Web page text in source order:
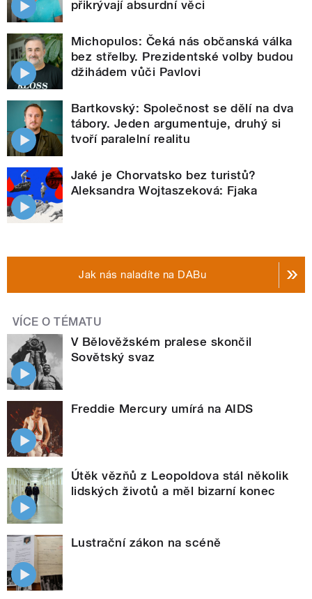
přikrývají absurdní věci
Michopulos: Čeká nás občanská válka
bez střelby. Prezidentské volby budou
džihádem vůči Pavlovi
Bartkovský: Společnost se dělí na dva
tábory. Jeden argumentuje, druhý si
tvoří paralelní realitu
Jaké je Chorvatsko bez turistů?
Aleksandra Wojtaszeková: Fjaka
Jak nás naladíte na DABu
VÍCE O TÉMATU
V Bělověžském pralese skončil
Sovětský svaz
Freddie Mercury umírá na AIDS
Útěk vězňů z Leopoldova stál několik
lidských životů a měl bizarní konec
Lustrační zákon na scéně